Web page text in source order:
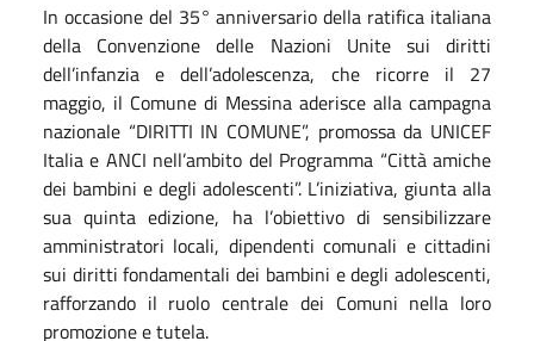
In occasione del 35° anniversario della ratifica italiana
della Convenzione delle Nazioni Unite sui diritti
dell’infanzia e dell’adolescenza, che ricorre il 27
maggio, il Comune di Messina aderisce alla campagna
nazionale “DIRITTI IN COMUNE”, promossa da UNICEF
Italia e ANCI nell’ambito del Programma “Città amiche
dei bambini e degli adolescenti”. L’iniziativa, giunta alla
sua quinta edizione, ha l’obiettivo di sensibilizzare
amministratori locali, dipendenti comunali e cittadini
sui diritti fondamentali dei bambini e degli adolescenti,
rafforzando il ruolo centrale dei Comuni nella loro
promozione e tutela.